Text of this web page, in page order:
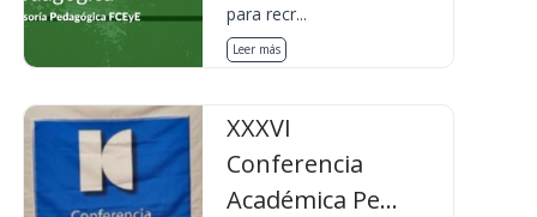
para recr...
Leer más
XXXVI
Conferencia
Académica Pe...